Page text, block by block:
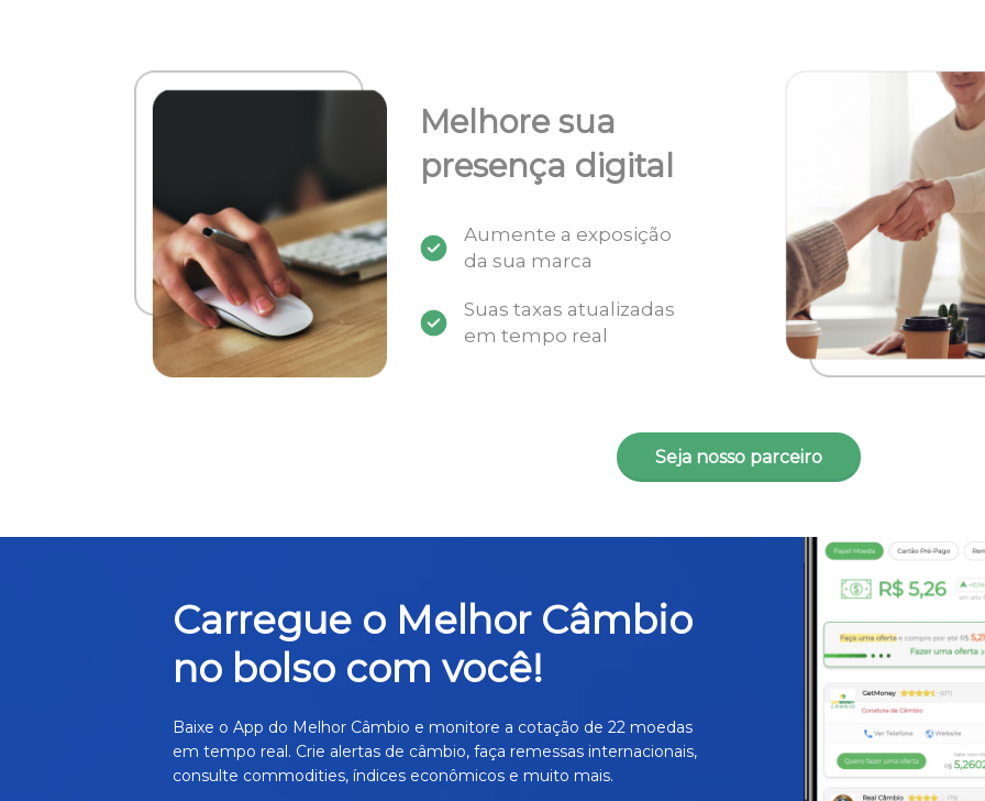
Melhore sua
presença digital
Aumente a exposição
da sua marca
Suas taxas atualizadas
em tempo real
Seja nosso parceiro
Carregue o Melhor Câmbio
no bolso com você!
Baixe o App do Melhor Câmbio e monitore a cotação de 22 moedas
em tempo real. Crie alertas de câmbio, faça remessas internacionais,
consulte commodities, índices econômicos e muito mais.